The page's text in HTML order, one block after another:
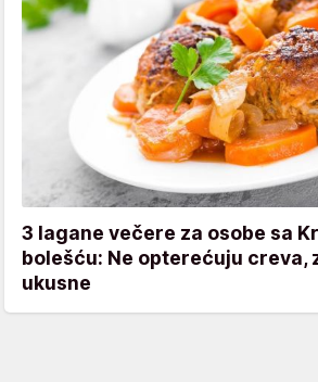
3 lagane večere za osobe sa
bolešću: Ne opterećuju creva,
ukusne